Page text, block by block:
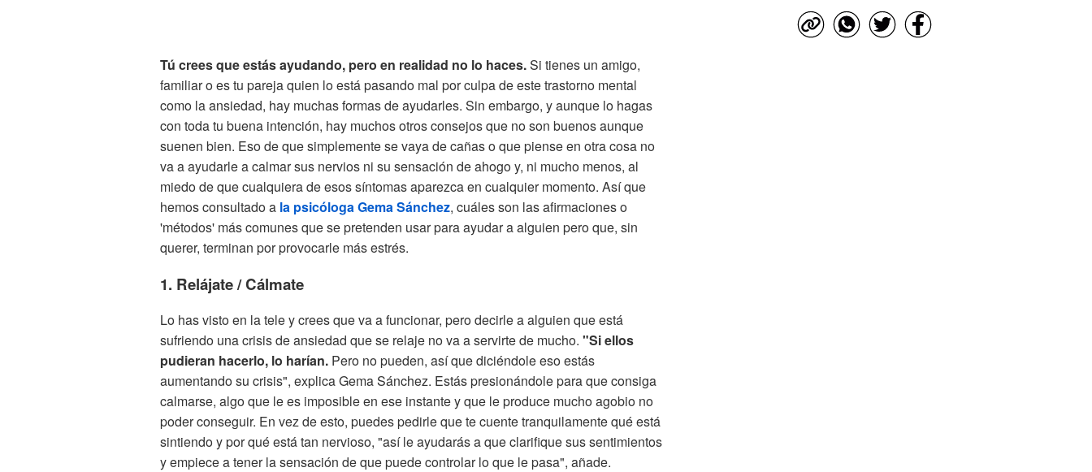
Tú crees que estás ayudando, pero en realidad no lo haces.Si tienes un amigo,
familiar o es tu pareja quien lo está pasando mal por culpa de este trastorno mental
como la ansiedad, hay muchas formas de ayudarles. Sin embargo, y aunque lo hagas
con toda tu buena intención, hay muchos otros consejos que no son buenos aunque
suenen bien. Eso de que simplemente se vaya de cañas o que piense en otra cosa no
va a ayudarle a calmar sus nervios ni su sensación de ahogo y, ni mucho menos, al
miedo de que cualquiera de esos síntomas aparezca en cualquier momento. Así que
hemos consultado a la psicóloga Gema Sánchez, cuáles son las afirmaciones o
'métodos' más comunes que se pretenden usar para ayudar a alguien pero que, sin
querer, terminan por provocarle más estrés.
1. Relájate / Cálmate
Lo has visto en la tele y crees que va a funcionar, pero decirle a alguien que está
sufriendo una crisis de ansiedad que se relaje no va a servirte de mucho. "Si ellos
pudieran hacerlo, lo harían. Pero no pueden, así que diciéndole eso estás
aumentando su crisis", explica Gema Sánchez. Estás presionándole para que consiga
calmarse, algo que le es imposible en ese instante y que le produce mucho agobio no
poder conseguir. En vez de esto, puedes pedirle que te cuente tranquilamente qué está
sintiendo y por qué está tan nervioso, "así le ayudarás a que clarifique sus sentimientos
y empiece a tener la sensación de que puede controlar lo que le pasa", añade.